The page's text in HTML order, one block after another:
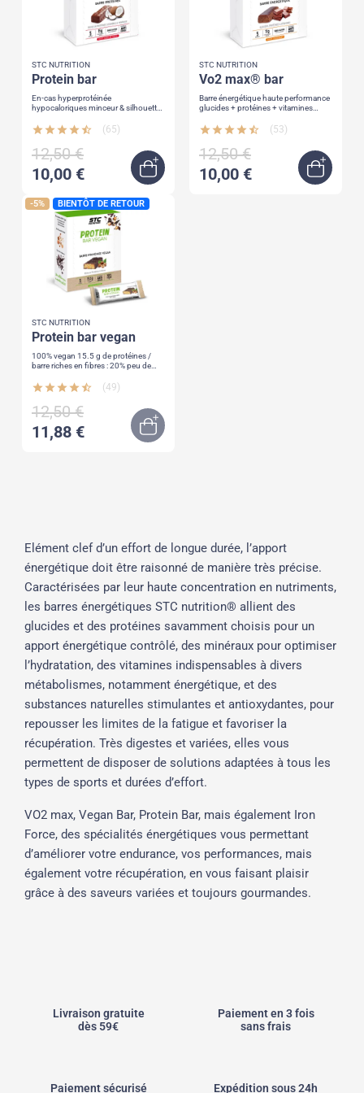
protein bar
STC NUTRITION
En-cas hyperprotéinée
hypocaloriques minceur & silhouette
star star star star star_half (65)
12,50 €
10,00 €
Quick view
vo2 max® bar
STC NUTRITION
Barre énergétique haute performance
glucides + protéines + vitamines
star star star star star_half (53)
12,50 €
10,00 €
Quick
-5% BIENTÔT DE RETOUR
protein bar vegan
STC NUTRITION
100% vegan 15.5 g de protéines /
barre riches en fibres : 20% peu de
enrobée de chocolat noir
star star star star star_half (49)
12,50 €
11,88 €
Out of stock
Elément clef d’un effort de longue durée, l’apport
énergétique doit être raisonné de manière très précise.
Caractérisées par leur haute concentration en nutriments,
les barres énergétiques STC nutrition® allient des
glucides et des protéines savamment choisis pour un
apport énergétique contrôlé, des minéraux pour optimiser
l’hydratation, des vitamines indispensables à divers
métabolismes, notamment énergétique, et des
substances naturelles stimulantes et antioxydantes, pour
repousser les limites de la fatigue et favoriser la
récupération. Très digestes et variées, elles vous
permettent de disposer de solutions adaptées à tous les
types de sports et durées d’effort.
VO2 max, Vegan Bar, Protein Bar, mais également Iron
Force, des spécialités énergétiques vous permettant
d’améliorer votre endurance, vos performances, mais
également votre récupération, en vous faisant plaisir
grâce à des saveurs variées et toujours gourmandes.
Livraison gratuite
dès 59€
Paiement en 3 fois
sans frais
Paiement sécurisé Expédition sous 24h